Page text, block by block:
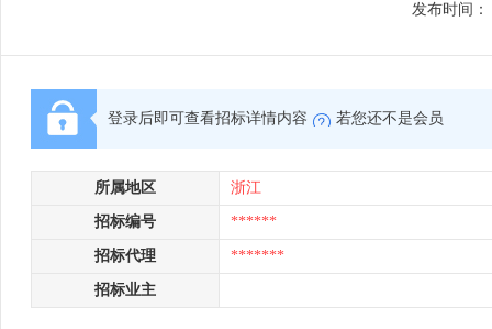
发布时间：
登录后即可查看招标详情内容 若您还不是会员
所属地区 浙江
招标编号 ******
招标代理 *******
招标业主